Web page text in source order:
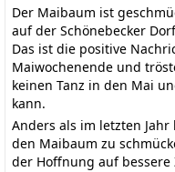
Der Maibaum ist
auf der Schönebecker
Das ist die positive
Maiwochenende und
keinen Tanz in den Mai
kann.
Anders als im letzten
den Maibaum zu
der Hoffnung auf bessere